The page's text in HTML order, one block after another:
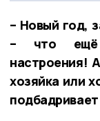
– Новый год,
– что ещё
настроения!
хозяйка или